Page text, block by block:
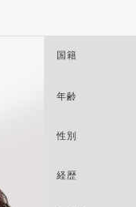
国籍
年齢
性別
経歴